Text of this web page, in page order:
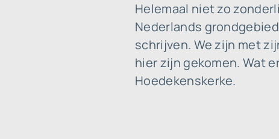
Helemaal niet zo
Nederlands
schrijven. We zijn met
hier zijn gekomen. Wat
Hoedekenskerke.